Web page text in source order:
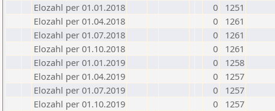
Elozahl per 01.01.2018
0
1251
Elozahl per 01.04.2018
0
1261
Elozahl per 01.07.2018
0
1261
Elozahl per 01.10.2018
0
1261
Elozahl per 01.01.2019
0
1258
Elozahl per 01.04.2019
0
1257
Elozahl per 01.07.2019
0
1257
Elozahl per 01.10.2019
0
1257